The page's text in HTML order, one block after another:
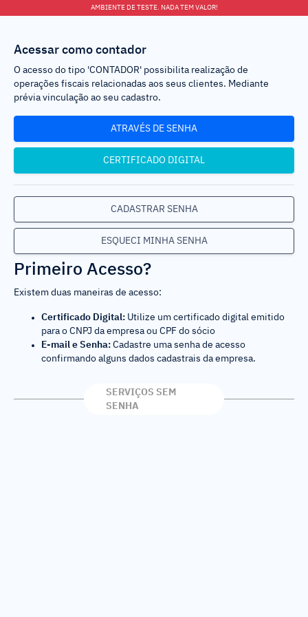
AMBIENTE DE TESTE. NADA TEM VALOR!
Acessar como contador
O acesso do tipo 'CONTADOR' possibilita realização de
operações fiscais relacionadas aos seus clientes. Mediante
prévia vinculação ao seu cadastro.
ATRAVÉS DE SENHA
CERTIFICADO DIGITAL
CADASTRAR SENHA
ESQUECI MINHA SENHA
Primeiro Acesso?
Existem duas maneiras de acesso:
Certificado Digital: Utilize um certificado digital emitido
para o CNPJ da empresa ou CPF do sócio
E-mail e Senha: Cadastre uma senha de acesso
confirmando alguns dados cadastrais da empresa.